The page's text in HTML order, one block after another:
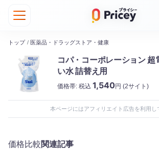
トップ / 医薬品・ドラッグストア・健康
コパ・コーポレーション 超
い水 詰替え用
価格帯: 税込 1,540円 (2サイト)
本ページにはアフィリエイト広告を利用し
価格比較関連記事